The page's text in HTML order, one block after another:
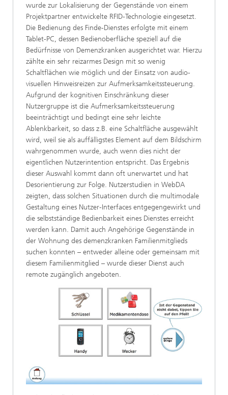
wurde zur Lokalisierung der Gegenstände von einem
Projektpartner entwickelte RFID-Technologie eingesetzt.
Die Bedienung des Finde-Dienstes erfolgte mit einem
Tablet-PC, dessen Bedienoberfläche speziell auf die
Bedürfnisse von Demenzkranken ausgerichtet war. Hierzu
zählte ein sehr reizarmes Design mit so wenig
Schaltflächen wie möglich und der Einsatz von audio-
visuellen Hinweisreizen zur Aufmerksamkeitssteuerung.
Aufgrund der kognitiven Einschränkung dieser
Nutzergruppe ist die Aufmerksamkeitssteuerung
beeinträchtigt und bedingt eine sehr leichte
Ablenkbarkeit, so dass z.B. eine Schaltfläche ausgewählt
wird, weil sie als auffälligstes Element auf dem Bildschirm
wahrgenommen wurde, auch wenn dies nicht der
eigentlichen Nutzerintention entspricht. Das Ergebnis
dieser Auswahl kommt dann oft unerwartet und hat
Desorientierung zur Folge. Nutzerstudien in WebDA
zeigten, dass solchen Situationen durch die multimodale
Gestaltung eines Nutzer-Interfaces entgegengewirkt und
die selbstständige Bedienbarkeit eines Dienstes erreicht
werden kann. Damit auch Angehörige Gegenstände in
der Wohnung des demenzkranken Familienmitglieds
suchen konnten – entweder alleine oder gemeinsam mit
diesem Familienmitglied – wurde dieser Dienst auch
remote zugänglich angeboten.